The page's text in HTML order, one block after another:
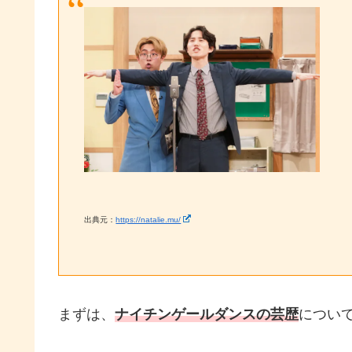
出典元：https://natalie.mu/
まずは、 ナイチンゲールダンスの芸歴につい